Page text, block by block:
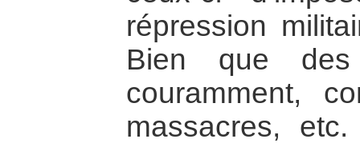
répression
Bien que des
couramment,
massacres,